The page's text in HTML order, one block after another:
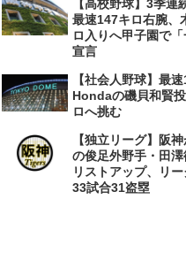
【高校野球】3季
最速147キロ右腕、
ロ入りへ甲子園で「
宣言
【社会人野球】最
Hondaの磯貝和賢
ロへ挑む
【独立リーグ】阪
の俊足外野手・田
リストアップ、リ
33試合31盗塁